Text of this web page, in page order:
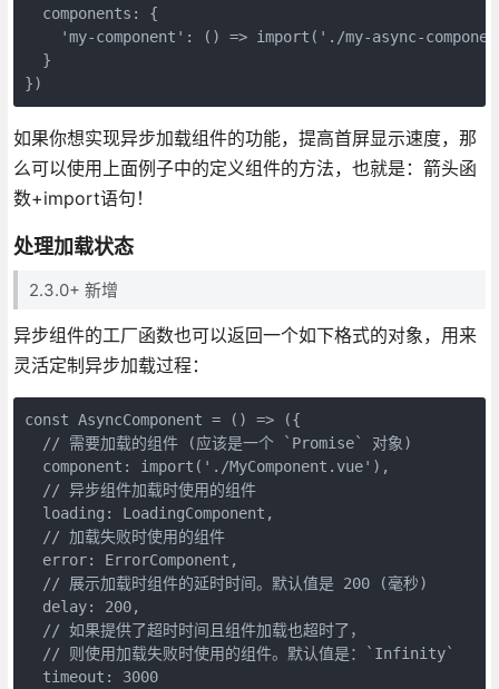
  components: {
'my-component': () => import('./my-async-
  }
如果你想实现异步加载组件的功能，提高首屏显示速度，那
么可以使用上面例子中的定义组件的方法，也就是：箭头函
数+import语句！
处理加载状态
2.3.0+ 新增
异步组件的工厂函数也可以返回一个如下格式的对象，用来
灵活定制异步加载过程：
const AsyncComponent = () => ({
  // 需要加载的组件 (应该是一个 `Promise` 对象)
  component: import('./MyComponent.vue'),
  // 异步组件加载时使用的组件
  loading: LoadingComponent,
  // 加载失败时使用的组件
  error: ErrorComponent,
  // 展示加载时组件的延时时间。默认值是 200 (毫秒)
  delay: 200,
  // 如果提供了超时时间且组件加载也超时了，
  // 则使用加载失败时使用的组件。默认值是：`Infinity`
  timeout: 3000